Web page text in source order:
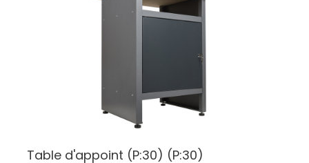
Table d'appoint (P:30) (P:30)